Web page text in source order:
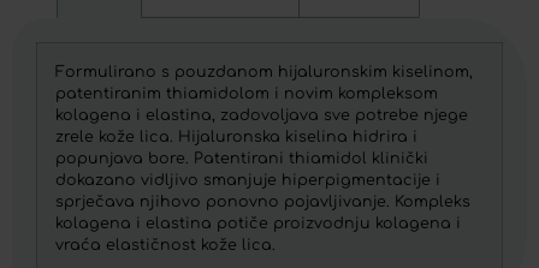
Formulirano s pouzdanom hijaluronskim kiselinom,
patentiranim thiamidolom i novim kompleksom
kolagena i elastina, zadovoljava sve potrebe njege
zrele kože lica. Hijaluronska kiselina hidrira i
popunjava bore. Patentirani thiamidol klinički
dokazano vidljivo smanjuje hiperpigmentacije i
sprječava njihovo ponovno pojavljivanje. Kompleks
kolagena i elastina potiče proizvodnju kolagena i
vraća elastičnost kože lica.